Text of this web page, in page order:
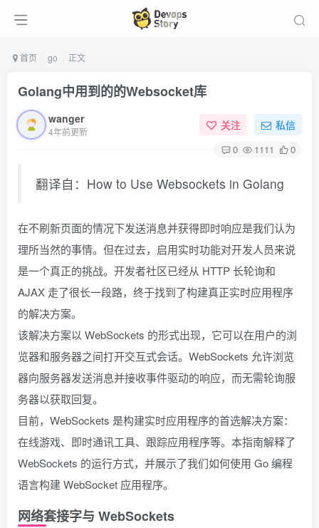
首页 go 正文
Golang中用到的的Websocket库
wanger
4年前更新 关注 私信
0 1111 0
翻译自：How to Use Websockets in Golang
在不刷新页面的情况下发送消息并获得即时响应是我们认为
理所当然的事情。但在过去，启用实时功能对开发人员来说
是一个真正的挑战。开发者社区已经从 HTTP 长轮询和
AJAX 走了很长一段路，终于找到了构建真正实时应用程序
的解决方案。
该解决方案以 WebSockets 的形式出现，它可以在用户的浏
览器和服务器之间打开交互式会话。WebSockets 允许浏览
器向服务器发送消息并接收事件驱动的响应，而无需轮询服
务器以获取回复。
目前，WebSockets 是构建实时应用程序的首选解决方案：
在线游戏、即时通讯工具、跟踪应用程序等。本指南解释了
WebSockets 的运行方式，并展示了我们如何使用 Go 编程
语言构建 WebSocket 应用程序。
网络套接字与 WebSockets